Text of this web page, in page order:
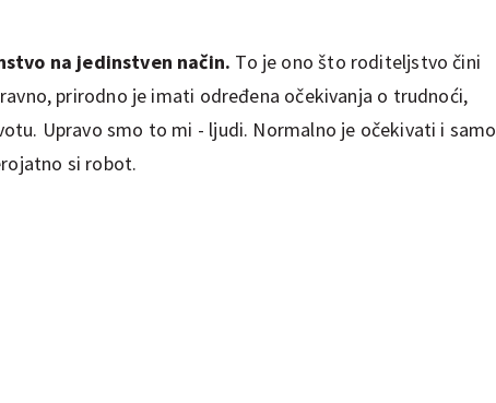
na jedinstven način. To je ono što roditeljstvo čini
prirodno je imati određena očekivanja o trudnoći,
Upravo smo to mi - ljudi. Normalno je očekivati ​​i samo
si robot.